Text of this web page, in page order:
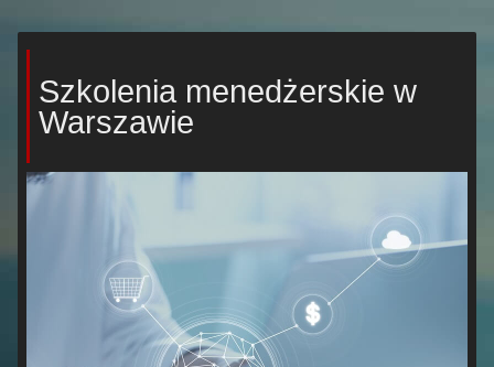
Szkolenia menedżerskie w
Warszawie